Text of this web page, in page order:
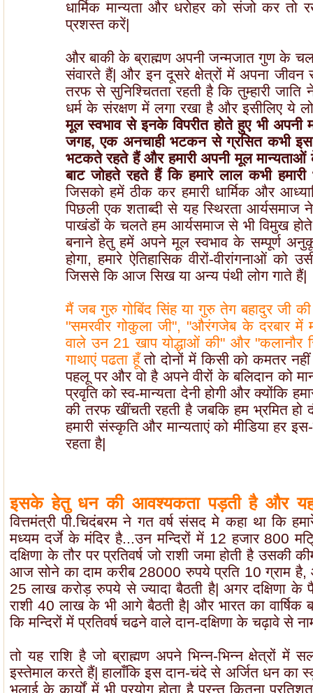
धार्मिक मान्यता और धरोहर को संजो कर तो
प्रशस्त करें|
और बाकी के ब्राह्मण अपनी जन्मजात गुण के
संवारते हैं| और इन दूसरे क्षेत्रों में अपना जीवन
तरफ से सुनिश्चितता रहती है कि तुम्हारी
धर्म के संरक्षण में लगा रखा है और इसीलिए ये
मूल स्वभाव से इनके विपरीत होते हुए भी
जगह, एक अनचाही भटकन से ग्रसित कभी इस
भटकते रहते हैं और हमारी अपनी मूल
बाट जोहते रहते हैं कि हमारे लाल कभी
जिसको हमें ठीक कर हमारी धार्मिक और
पिछली एक शताब्दी से यह स्थिरता
पाखंडों के चलते हम आर्यसमाज से भी विमुख
बनाने हेतु हमें अपने मूल स्वभाव के सम्पूर्ण
होगा, हमारे ऐतिहासिक वीरों-वीरांगनाओं को
जिससे कि आज सिख या अन्य पंथी लोग गाते हैं|
मैं जब गुरु गोबिंद सिंह या गुरु तेग बहादुर जी
"समरवीर गोकुला जी", "औरंगजेब के दरबार
वाले उन 21 खाप योद्धाओं की" और "कलानौर
गाथाएं पढता हूँतो दोनों में किसी को कमतर
पहलू पर और वो है अपने वीरों के बलिदान को
प्रवृति को स्व-मान्यता देनी होगी और क्योंकि
की तरफ खींचती रहती है जबकि हम भ्रमित
हमारी संस्कृति और मान्यताएं को मीडिया हर
रहता है|
इसके हेतु धन की आवश्यकता पड़ती है और
वित्तमंत्री पी.चिदंबरम ने गत वर्ष संसद मे कहा था कि
मध्यम दर्जे के मंदिर है...उन मन्दिरों में 12 हजार 800
दक्षिणा के तौर पर प्रतिवर्ष जो राशी जमा होती है
आज सोने का दाम करीब 28000 रुपये प्रति 10 ग्राम है,
25 लाख करोड़ रुपये से ज्यादा बैठती है| अगर दक्षिणा के
राशी 40 लाख के भी आगे बैठती है| और भारत का
कि मन्दिरों में प्रतिवर्ष चढने वाले दान-दक्षिणा के चढ़ावे से
तो यह राशि है जो ब्राह्मण अपने भिन्न-भिन्न क्षेत्रों में
इस्तेमाल करते हैं| हालाँकि इस दान-चंदे से अर्जित धन का
भलाई के कार्यों में भी प्रयोग होता है परन्तु कितना